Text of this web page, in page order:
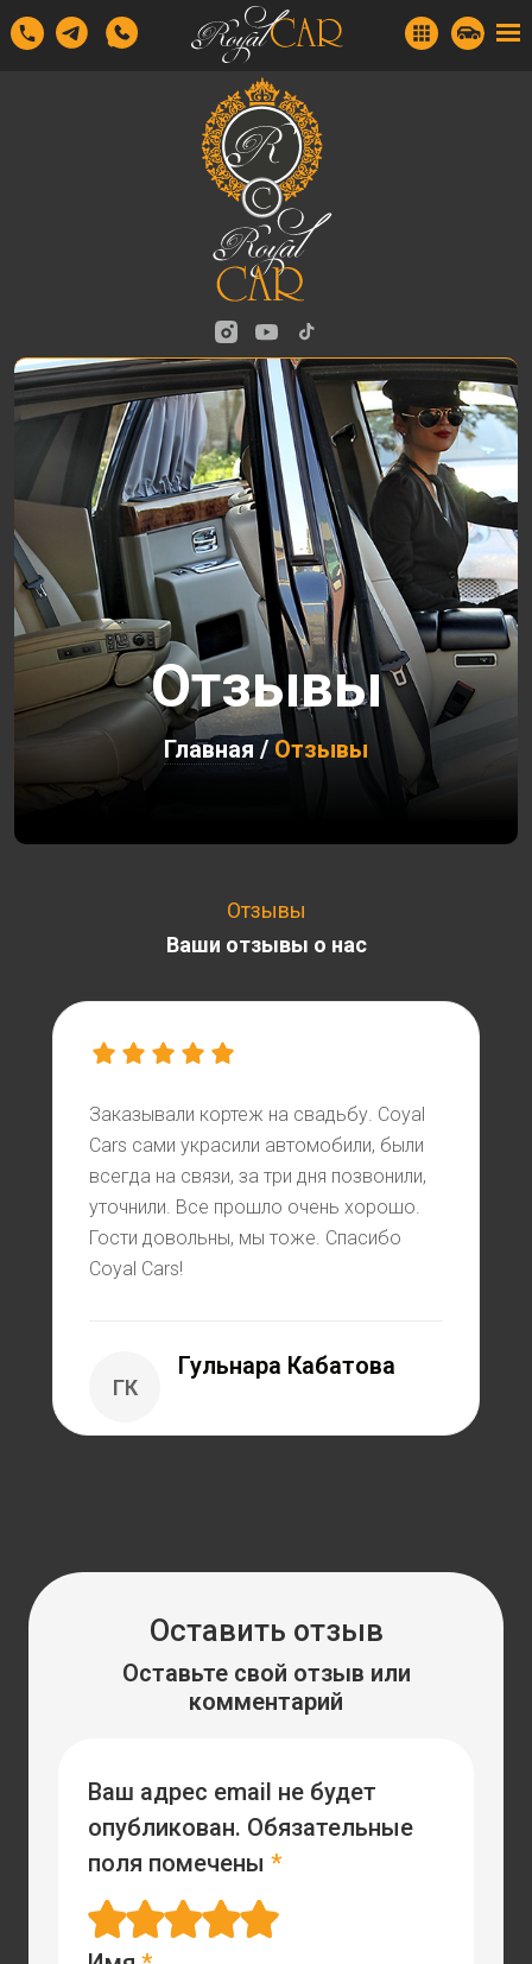
Отзывы
Главная / Отзывы
Отзывы
Ваши отзывы о нас
Заказывали кортеж на свадьбу. Coyal
Cars сами украсили автомобили, были
всегда на связи, за три дня позвонили,
уточнили. Все прошло очень хорошо.
Гости довольны, мы тоже. Спасибо
Coyal Cars!
ГК
Гульнара Кабатова
Оставить отзыв
Оставьте свой отзыв или
комментарий
Ваш адрес email не будет
опубликован. Обязательные
поля помечены *